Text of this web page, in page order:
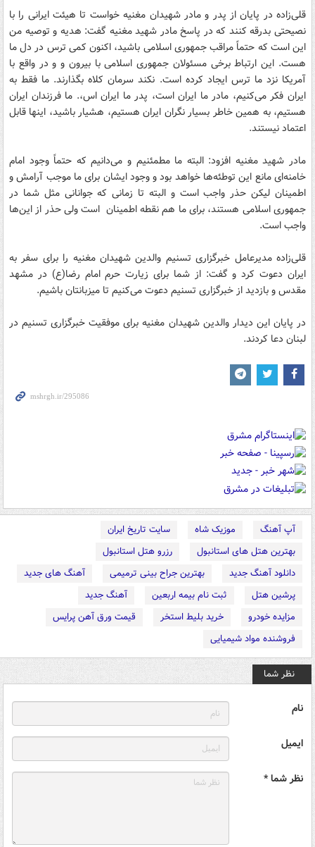
قلی‌زاده در پایان از پدر و مادر شهیدان مغنیه خواست تا هیئت ایرانی را با
نصیحتی بدرقه کنند که در پاسخ مادر شهید مغنیه گفت: هدیه و توصیه من
این است که حتماً مراقب جمهوری اسلامی باشید، اکنون کمی ترس در دل ما
هست. این ارتباط برخی مسئولان جمهوری اسلامی با بیرون و و در واقع با
آمریکا نزد ما ترس ایجاد کرده است. نکند سرمان کلاه بگذارند. ما فقط به
ایران فکر می‌کنیم، مادر ما ایران است، پدر ما ایران اس،. ما فرزندان ایران
هستیم، به همین خاطر بسیار نگران ایران هستیم، هشیار باشید، اینها قابل
اعتماد نیستند.
مادر شهید مغنیه افزود: البته ما مطمئنیم و می‌دانیم که حتماً وجود امام
خامنه‌ای مانع این توطئه‌ها خواهد بود و وجود ایشان برای ما موجب آرامش و
اطمینان لیکن حذر واجب است و البته تا زمانی که جوانانی مثل شما در
جمهوری اسلامی هستند، برای ما هم نقطه اطمینان است ولی حذر از این‌ها
واجب است.
قلی‌زاده مدیرعامل خبرگزاری تسنیم والدین شهیدان مغنیه را برای سفر به
ایران دعوت کرد و گفت: از شما برای زیارت حرم امام رضا(ع) در مشهد
مقدس و بازدید از خبرگزاری تسنیم دعوت می‌کنیم تا میزبانتان باشیم.
در پایان این دیدار والدین شهیدان مغنیه برای موفقیت خبرگزاری تسنیم در
لبنان دعا کردند.
آپ آهنگ موزیک شاه
سایت تاریخ ایران
بهترین هتل های استانبول
رزرو هتل استانبول
دانلود آهنگ جدید
بهترین جراح بینی ترمیمی
آهنگ های جدید
پرشین هتل
ثبت نام بیمه اربعین
آهنگ جدید
مزایده خودرو
خرید بلیط استخر
قیمت ورق آهن پرایس
فروشنده مواد شیمیایی
نظر شما
نام
ایمیل
نظر شما *